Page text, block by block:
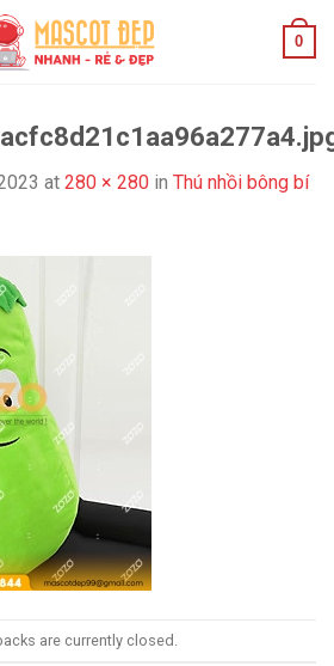
0
at 280 × 280 in Thú nhồi bông bí
are currently closed.